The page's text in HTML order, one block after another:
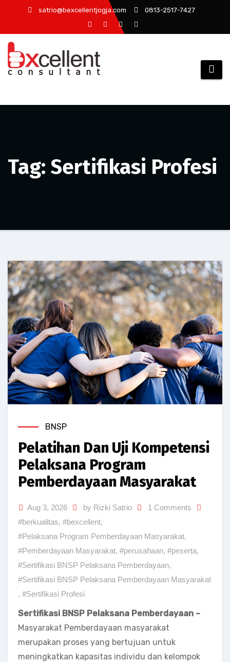
content
satrio@bexcellentjogja.com 0813-2517-7427
Tag: Sertifikasi Profesi
BNSP
Pelatihan Dan Uji Kompetensi
Pelaksana Program
Pemberdayaan Masyarakat
Aug 3, 2026 by Rizki Satrio
1 Comments
#berkualitas, #bexcellent,
#Pelaksana Program Pemberdayaan Masyarakat,
#Pemberdayaan Masyarakat, #perusahaan, #peserta,
#Sertifikasi BNSP Pelaksana Pemberdayaan,
#Sertifikasi BNSP Pelaksana Pemberdayaan Masyarakat
, #Sertifikasi Profesi
Sertifikasi BNSP Pelaksana Pemberdayaan –
Masyarakat Pemberdayaan masyarakat
merupakan proses yang bertujuan untuk
meningkatkan kapasitas individu dan kelompok